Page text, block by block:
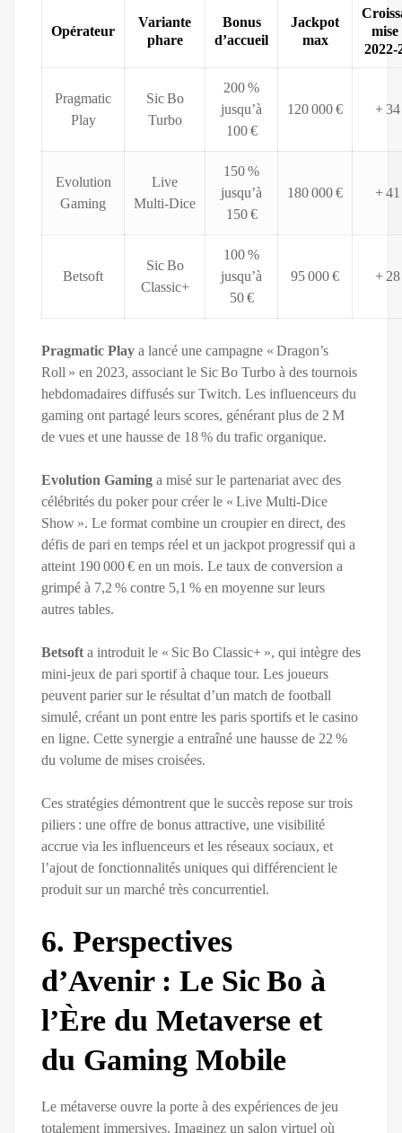
Opérateur
Variante
phare
Bonus
d’accueil
Jackpot
max
mise
Pragmatic
Play
Sic Bo
Turbo
200 %
jusqu’à
100 €
120 000 € +
Evolution
Gaming
Live
Multi‑Dice
150 %
jusqu’à
150 €
180 000 € +
Betsoft
Sic Bo
Classic+
100 %
jusqu’à
50 €
95 000 € +
Pragmatic Play a lancé une campagne « Dragon’s
Roll » en 2023, associant le Sic Bo Turbo à des tournois
hebdomadaires diffusés sur Twitch. Les influenceurs du
gaming ont partagé leurs scores, générant plus de 2 M
de vues et une hausse de 18 % du trafic organique.
Evolution Gaming a misé sur le partenariat avec des
célébrités du poker pour créer le « Live Multi‑Dice
Show ». Le format combine un croupier en direct, des
défis de pari en temps réel et un jackpot progressif qui a
atteint 190 000 € en un mois. Le taux de conversion a
grimpé à 7,2 % contre 5,1 % en moyenne sur leurs
autres tables.
Betsoft a introduit le « Sic Bo Classic+ », qui intègre des
mini‑jeux de pari sportif à chaque tour. Les joueurs
peuvent parier sur le résultat d’un match de football
simulé, créant un pont entre les paris sportifs et le casino
en ligne. Cette synergie a entraîné une hausse de 22 %
du volume de mises croisées.
Ces stratégies démontrent que le succès repose sur trois
piliers : une offre de bonus attractive, une visibilité
accrue via les influenceurs et les réseaux sociaux, et
l’ajout de fonctionnalités uniques qui différencient le
produit sur un marché très concurrentiel.
6. Perspectives
d’Avenir : Le Sic Bo à
l’Ère du Metaverse et
du Gaming Mobile
Le métaverse ouvre la porte à des expériences de jeu
totalement immersives. Imaginez un salon virtuel où